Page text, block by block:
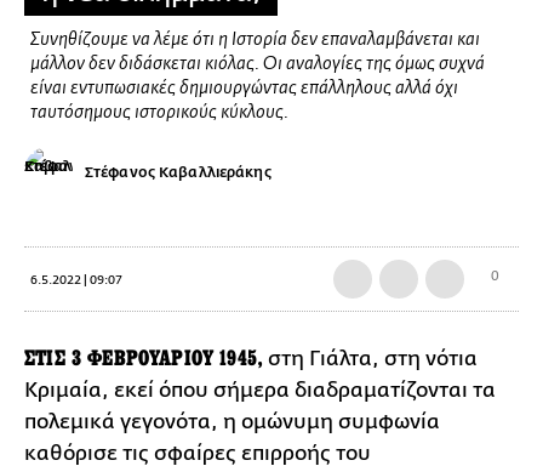
Συνηθίζουμε να λέμε ότι η Ιστορία δεν επαναλαμβάνεται και
μάλλον δεν διδάσκεται κιόλας. Οι αναλογίες της όμως συχνά
είναι εντυπωσιακές δημιουργώντας επάλληλους αλλά όχι
ταυτόσημους ιστορικούς κύκλους.
Στέφανος Καβαλλιεράκης
6.5.2022 | 09:07 0
ΣΤΙΣ 3 ΦΕΒΡΟΥΑΡΙΟΥ 1945, στη Γιάλτα, στη νότια
Κριμαία, εκεί όπου σήμερα διαδραματίζονται τα
πολεμικά γεγονότα, η ομώνυμη συμφωνία
καθόρισε τις σφαίρες επιρροής του